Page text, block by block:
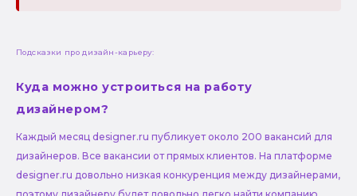
Подсказки про дизайн-карьеру:
Куда можно устроиться на работу
дизайнером?
Каждый месяц designer.ru публикует около 200 вакансий для
дизайнеров. Все вакансии от прямых клиентов. На платформе
designer.ru довольно низкая конкуренция между дизайнерами,